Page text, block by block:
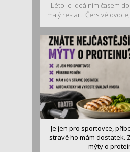
Léto je ideálním časem
malý restart. Čerstvé
Je jen pro sportovce,
stravě ho mám dostatek.
mýty o